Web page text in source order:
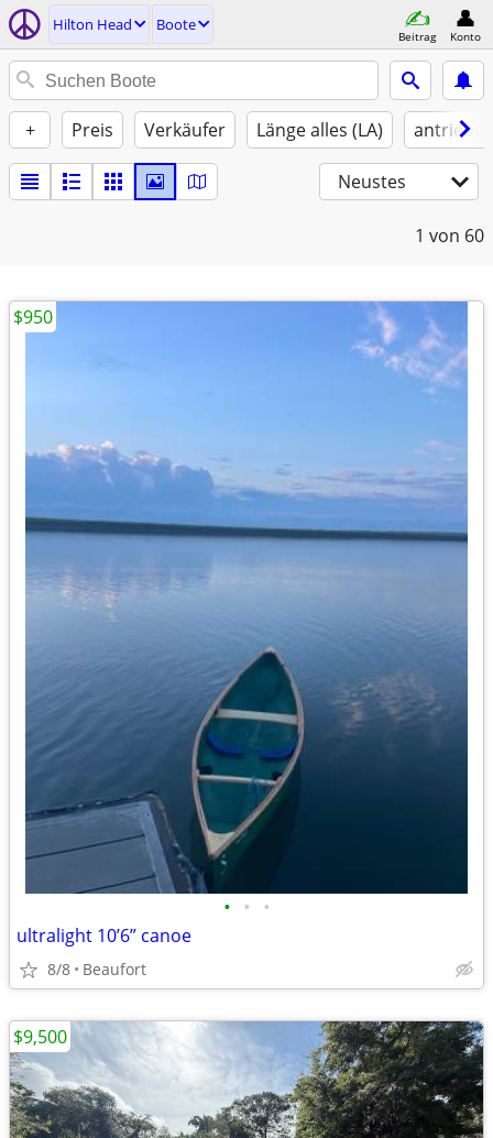
Hilton Head Boote
Beitrag Konto
+ Preis Verkäufer Länge alles (LA)
Neustes
1 von 60
• • •
ultralight 10’6” canoe
8/8 Beaufort
$950
$9,500